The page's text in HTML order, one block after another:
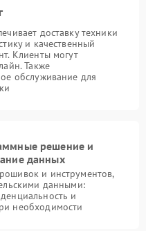
доставку техники
и качественный
Клиенты могут
Также
обслуживание для
решение и
данных
и инструментов,
данными:
и
необходимости